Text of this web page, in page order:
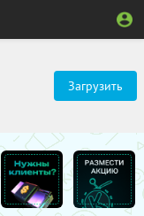
Загрузить